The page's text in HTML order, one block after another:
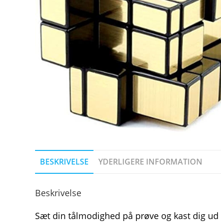
BESKRIVELSE YDERLIGERE INFORMATION
Beskrivelse
Sæt din tålmodighed på prøve og kast dig